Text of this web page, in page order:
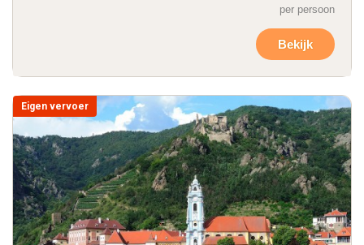
per persoon
Bekijk
Eigen vervoer